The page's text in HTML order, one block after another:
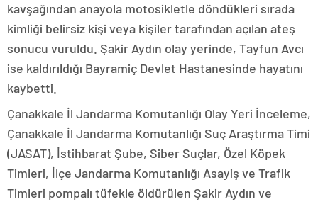
kavşağından anayola motosikletle döndükleri sırada
kimliği belirsiz kişi veya kişiler tarafından açılan ateş
sonucu vuruldu. Şakir Aydın olay yerinde, Tayfun Avcı
ise kaldırıldığı Bayramiç Devlet Hastanesinde hayatını
kaybetti.
Çanakkale İl Jandarma Komutanlığı Olay Yeri İnceleme,
Çanakkale İl Jandarma Komutanlığı Suç Araştırma Timi
(JASAT), İstihbarat Şube, Siber Suçlar, Özel Köpek
Timleri, İlçe Jandarma Komutanlığı Asayiş ve Trafik
Timleri pompalı tüfekle öldürülen Şakir Aydın ve